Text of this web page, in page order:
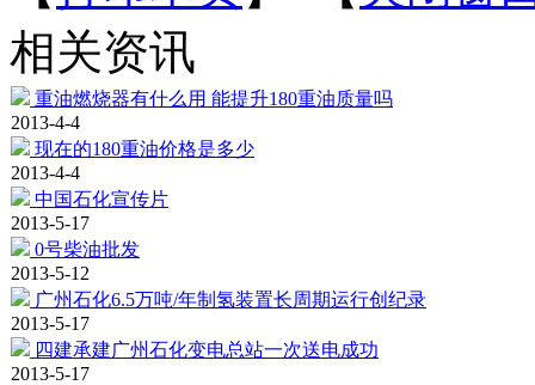
相关资讯
重油燃烧器有什么用 能提升180重油质量吗
2013-4-4
现在的180重油价格是多少
2013-4-4
中国石化宣传片
2013-5-17
0号柴油批发
2013-5-12
广州石化6.5万吨/年制氢装置长周期运行创纪录
2013-5-17
四建承建广州石化变电总站一次送电成功
2013-5-17